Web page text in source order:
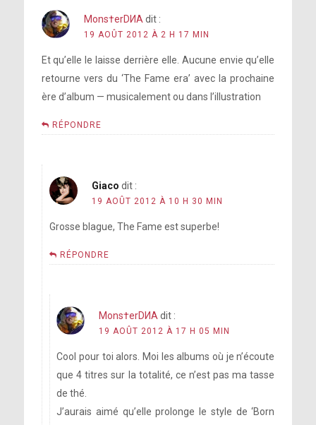
Mons†erDИA dit :
19 AOÛT 2012 À 2 H 17 MIN
Et qu’elle le laisse derrière elle. Aucune envie qu’elle
retourne vers du ‘The Fame era’ avec la prochaine
ère d’album — musicalement ou dans l’illustration
RÉPONDRE
Giaco dit :
19 AOÛT 2012 À 10 H 30 MIN
Grosse blague, The Fame est superbe!
RÉPONDRE
Mons†erDИA dit :
19 AOÛT 2012 À 17 H 05 MIN
Cool pour toi alors. Moi les albums où je n’écoute
que 4 titres sur la totalité, ce n’est pas ma tasse
de thé.
J’aurais aimé qu’elle prolonge le style de ‘Born